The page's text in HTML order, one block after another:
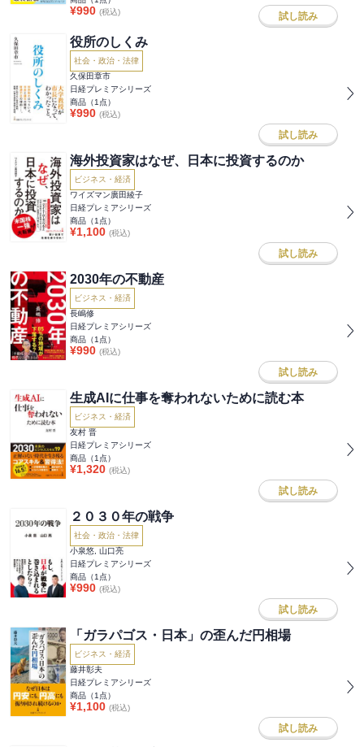
¥990 (税込) 試し読み
役所のしくみ
社会・政治・法律
久保田章市
日経プレミアシリーズ
商品（1 点）
¥990 (税込)
試し読み
海外投資家はなぜ、日本に投資するのか
ビジネス・経済
ワイズマン廣田綾子
日経プレミアシリーズ
商品（1 点）
¥1,100 (税込)
試し読み
2030年の不動産
ビジネス・経済
長嶋修
日経プレミアシリーズ
商品（1 点）
¥990 (税込)
試し読み
生成AIに仕事を奪われないために読む本
ビジネス・経済
友村 晋
日経プレミアシリーズ
商品（1 点）
¥1,320 (税込)
試し読み
２０３０年の戦争
社会・政治・法律
小泉悠, 山口亮
日経プレミアシリーズ
商品（1 点）
¥990 (税込)
試し読み
「ガラパゴス・日本」の歪んだ円相場
ビジネス・経済
藤井彰夫
日経プレミアシリーズ
商品（1 点）
¥1,100 (税込)
試し読み